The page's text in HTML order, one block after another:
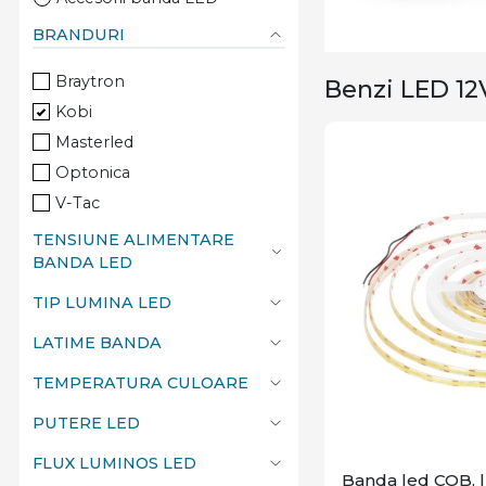
BRANDURI
Braytron
Kobi
Masterled
Optonica
V-Tac
TENSIUNE ALIMENTARE
BANDA LED
TIP LUMINA LED
LATIME BANDA
TEMPERATURA CULOARE
PUTERE LED
FLUX LUMINOS LED
Benzi LED
Banda led COB,